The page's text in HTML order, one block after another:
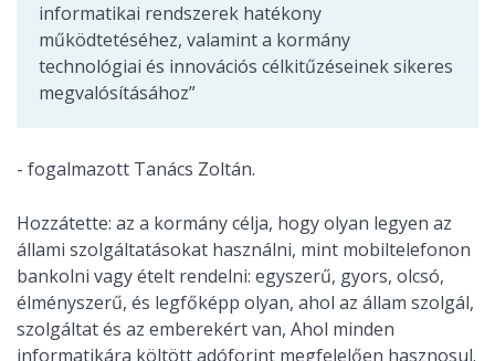
informatikai rendszerek hatékony
működtetéséhez, valamint a kormány
technológiai és innovációs célkitűzéseinek sikeres
megvalósításához”
- fogalmazott Tanács Zoltán.
Hozzátette: az a kormány célja, hogy olyan legyen az
állami szolgáltatásokat használni, mint mobiltelefonon
bankolni vagy ételt rendelni: egyszerű, gyors, olcsó,
élményszerű, és legfőképp olyan, ahol az állam szolgál,
szolgáltat és az emberekért van, Ahol minden
informatikára költött adóforint megfelelően hasznosul.